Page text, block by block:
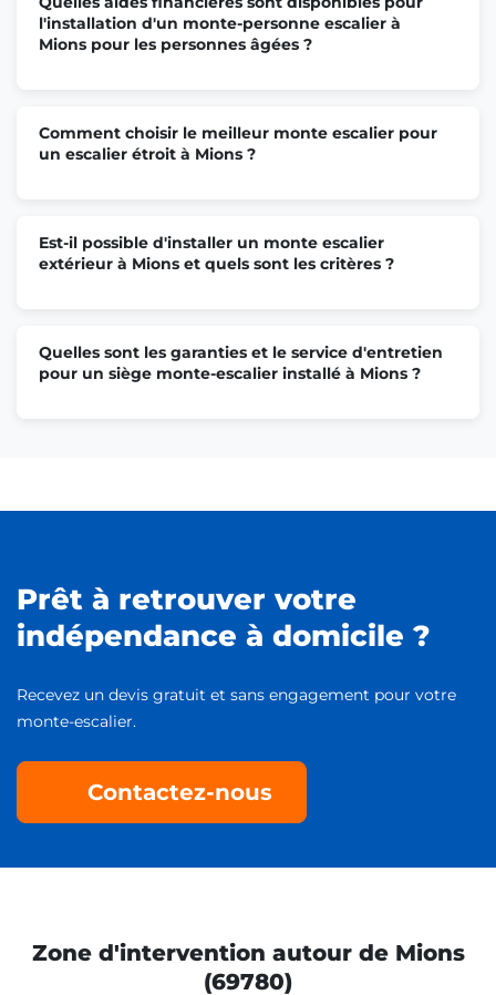
l'installation d'un monte-personne escalier à
Mions pour les personnes âgées ?
Comment choisir le meilleur monte escalier pour
un escalier étroit à Mions ?
Est-il possible d'installer un monte escalier
extérieur à Mions et quels sont les critères ?
Quelles sont les garanties et le service d'entretien
pour un siège monte-escalier installé à Mions ?
Prêt à retrouver votre
indépendance à domicile ?
Recevez un devis gratuit et sans engagement pour votre
monte-escalier.
Contactez-nous
Zone d'intervention autour de Mions
(69780)